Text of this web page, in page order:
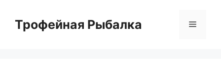
содержимому
Трофейная Рыбалка Меню